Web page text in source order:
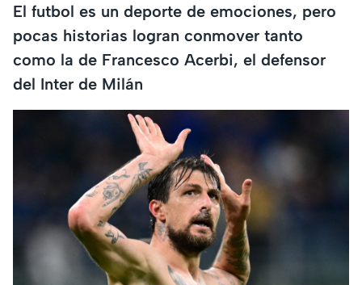
El futbol es un deporte de emociones, pero
pocas historias logran conmover tanto
como la de Francesco Acerbi, el defensor
del Inter de Milán